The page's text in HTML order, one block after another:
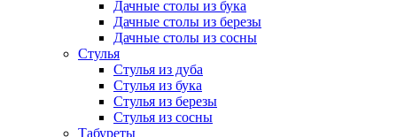
Дачные столы из бука
Дачные столы из березы
Дачные столы из сосны
Стулья
Стулья из дуба
Стулья из бука
Стулья из березы
Стулья из сосны
Табуреты